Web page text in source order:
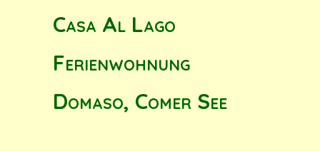
Casa Al Lago
Ferienwohnung
Domaso, Comer See